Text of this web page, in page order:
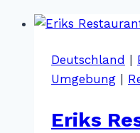
Deutschland
Umgebung
Eriks